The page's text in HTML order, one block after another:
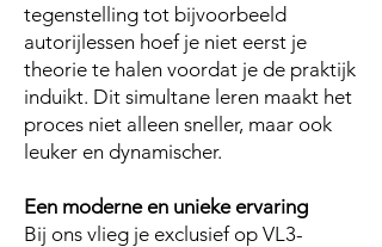
tegenstelling tot bijvoorbeeld
autorijlessen hoef je niet eerst je
theorie te halen voordat je de praktijk
induikt. Dit simultane leren maakt het
proces niet alleen sneller, maar ook
leuker en dynamischer.
Een moderne en unieke ervaring
Bij ons vlieg je exclusief op VL3-